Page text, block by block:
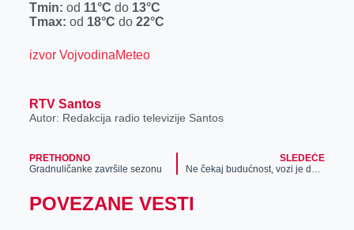
Tmin: od 11°C do 13°C
Tmax: od 18°C do 22°C
izvor VojvodinaMeteo
RTV Santos
Autor: Redakcija radio televizije Santos
PRETHODNO
Gradnuličanke završile sezonu
SLEDEĆE
Ne čekaj budućnost, vozi je danas! Novi IONIQ6 pun slatkih iznenađenja!
POVEZANE VESTI